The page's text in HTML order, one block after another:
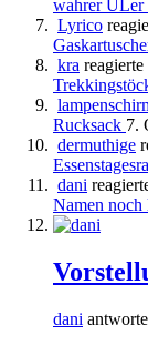
wahrer ULer
Lyrico
kra
Rucksack 7.
dermuthige
dani
Namen noch
dani